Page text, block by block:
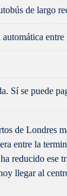
de largo
automática
Sí se puede
de Londres
entre la
reducido ese
llegar al